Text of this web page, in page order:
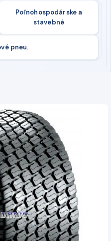
Poľnohospodárske a
stavebné
pneu.